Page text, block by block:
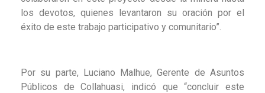
los devotos, quienes levantaron su oración por el
éxito de este trabajo participativo y comunitario”.
Por su parte, Luciano Malhue, Gerente de Asuntos
Públicos de Collahuasi, indicó que “concluir este